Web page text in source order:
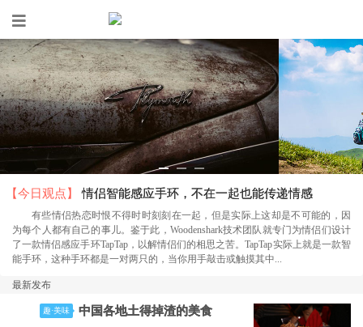
【今日观点】 情侣智能感应手环，不在一起也能传递情感
有些情侣热恋时恨不得时时刻刻在一起，但是实际上这却是不可能的，因
为每个人都有自己的事儿。鉴于此，Woodenshark技术团队就专门为情侣们设计
了一款情侣感应手环TapTap，以解情侣们的相思之苦。TapTap实际上就是一款智
能手环，这种手环都是一对两只的，当你用手敲击或触摸其中...
最新发布
趣·美味 中国各地土得掉渣的美食